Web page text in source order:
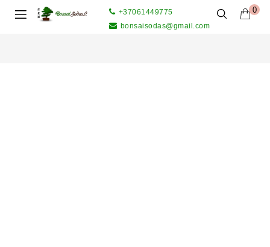
0
+37061449775
bonsaisodas@gmail.com